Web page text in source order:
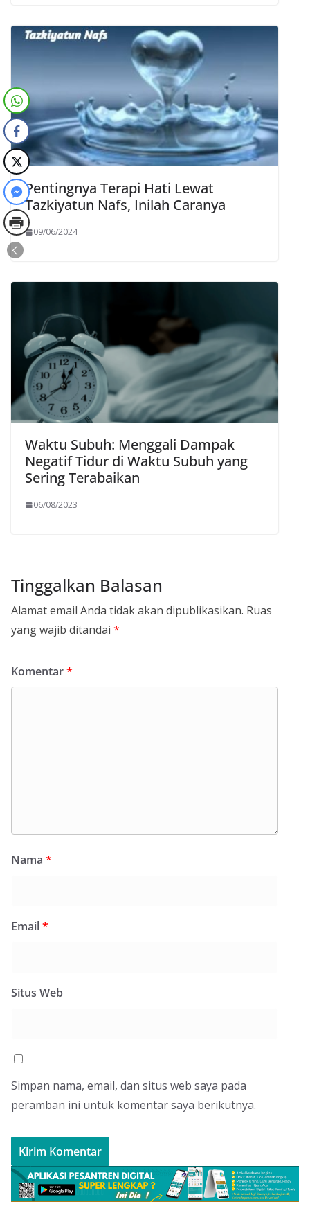
Pentingnya Terapi Hati Lewat
Tazkiyatun Nafs, Inilah Caranya
09/06/2024
Waktu Subuh: Menggali Dampak
Negatif Tidur di Waktu Subuh yang
Sering Terabaikan
06/08/2023
Tinggalkan Balasan
Alamat email Anda tidak akan dipublikasikan. Ruas
yang wajib ditandai *
Komentar*
Nama *
Email*
Situs Web
Simpan nama, email, dan situs web saya pada
peramban ini untuk komentar saya berikutnya.